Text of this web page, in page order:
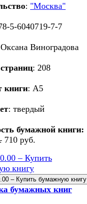
: "Москва"
5-6040719-7-7
Виноградова
: 208
книги: А5
: твердый
бумажной книги:
710 руб.
– Купить
книгу
бумажных книг